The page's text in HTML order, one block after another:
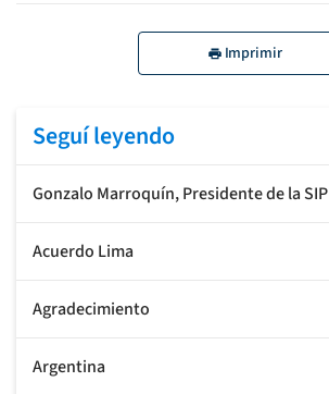
Imprimir
Seguí leyendo
Gonzalo Marroquín, Presidente de la SIP
Acuerdo Lima
Agradecimiento
Argentina